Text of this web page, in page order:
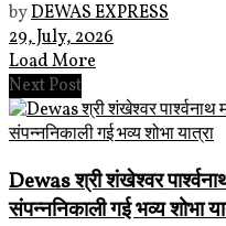
byDEWAS EXPRESS
29, July, 2026
Load More
Next Post
Dewas श्री शंखेश्वर
संपन्ननिकाली गई भव्य शोभा